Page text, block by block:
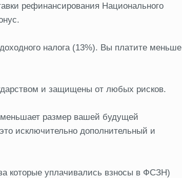
рефинансирования Национального
налога (13%). Вы платите меньше
и защищены от любых рисков.
размер вашей будущей
исключительно дополнительный и
которые уплачивались взносы в ФСЗН)